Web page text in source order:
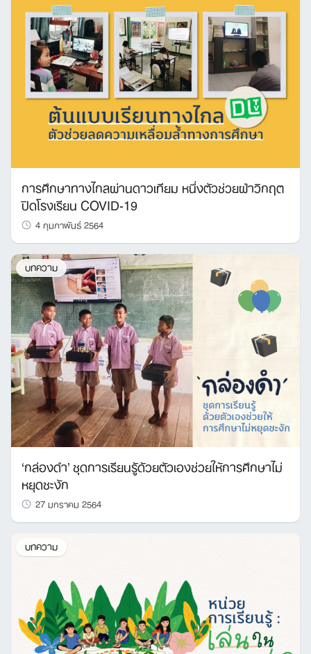
การศึกษาทางไกลผ่านดาวเทียม หนึ่งตัวช่วยฝ่าวิกฤต
ปิดโรงเรียน COVID-19
4 กุมภาพันธ์ 2564
บทความ
‘กล่องดำ’ ชุดการเรียนรู้ด้วยตัวเองช่วยให้การศึกษาไม่
หยุดชะงัก
27 มกราคม 2564
บทความ